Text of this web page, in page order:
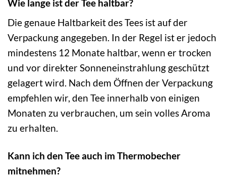
Wie lange ist der Tee haltbar?
Die genaue Haltbarkeit des Tees ist auf der
Verpackung angegeben. In der Regel ist er jedoch
mindestens 12 Monate haltbar, wenn er trocken
und vor direkter Sonneneinstrahlung geschützt
gelagert wird. Nach dem Öffnen der Verpackung
empfehlen wir, den Tee innerhalb von einigen
Monaten zu verbrauchen, um sein volles Aroma
zu erhalten.
Kann ich den Tee auch im Thermobecher
mitnehmen?